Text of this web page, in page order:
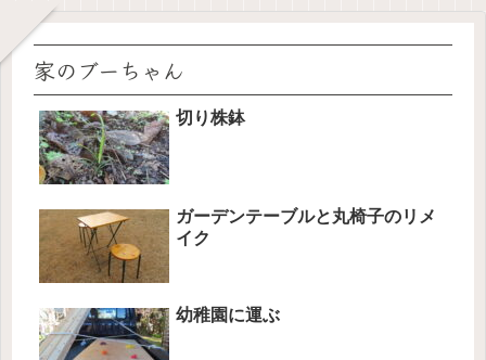
家のブーちゃん
切り株鉢
ガーデンテーブルと丸椅子のリメ
イク
幼稚園に運ぶ